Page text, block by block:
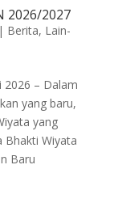
2026/2027
| Berita, Lain-
2026 – Dalam
yang baru,
yang
Bhakti Wiyata
Baru